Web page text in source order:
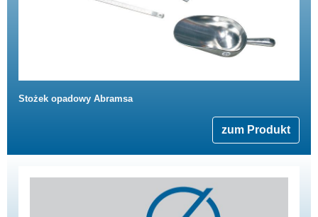
Stożek opadowy Abramsa
zum Produkt